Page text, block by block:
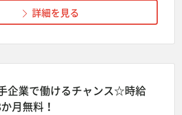
詳細を見る
手企業で働けるチャンス☆時給
月無料！